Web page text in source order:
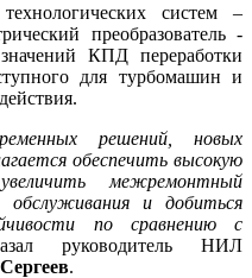
систем –
преобразователь -
КПД переработки
для турбомашин и
решений, новых
обеспечить высокую
межремонтный
обслуживания и добиться
по сравнению с
руководитель НИЛ
.